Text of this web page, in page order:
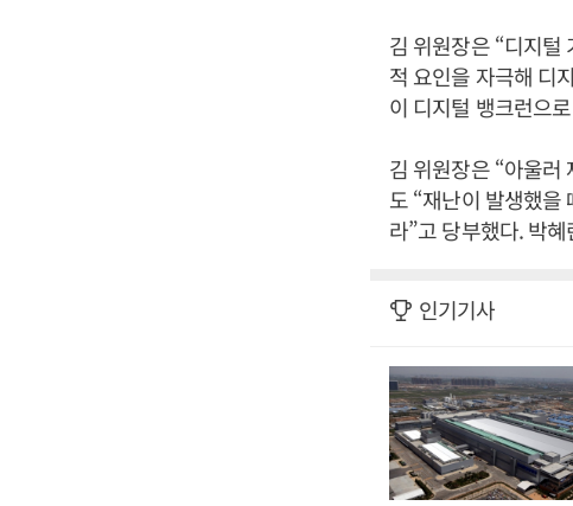
김 위원장은 “디지털
적 요인을 자극해 디
이 디지털 뱅크런으
김 위원장은 “아울러
도 “재난이 발생했을
라”고 당부했다. 박
인기기사